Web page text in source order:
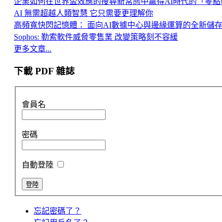
AI 無需超越人類智慧 它只需要更理解你
高頻寬快閃記憶體： 面向AI數據中心與邊緣運算的全新儲
Sophos: 勒索軟件威脅零售業 改變策略刻不容緩
更多文章...
下載 PDF 雜誌
會員名
密碼
自動登陸
忘記密碼了？